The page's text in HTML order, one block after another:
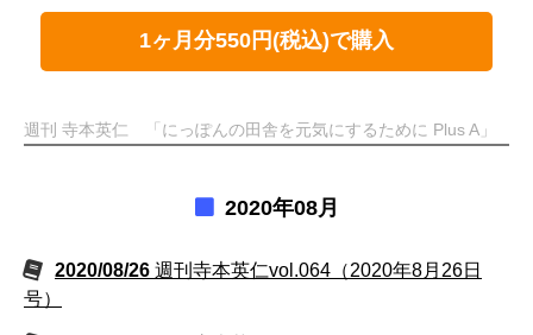
1ヶ月分550円(税込)で購入
週刊 寺本英仁 「にっぽんの田舎を元気にするために Plus A」
2020年08月
2020/08/26 週刊寺本英仁vol.064（2020年8月26日
号）